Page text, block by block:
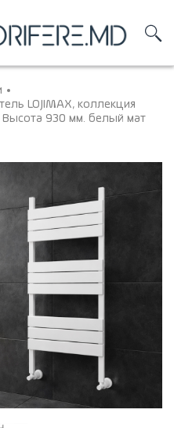
LOJIMAX, коллекция
Высота 930 мм. белый мат